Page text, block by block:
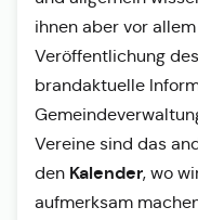
ihnen aber vor
Veröffentlichung
brandaktuelle
Vereine sind das
den Kalender, wo
aufmerksam